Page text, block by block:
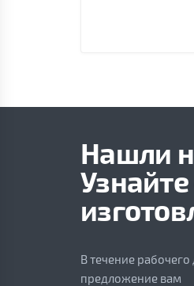
Нашли
В течение
предложение вам